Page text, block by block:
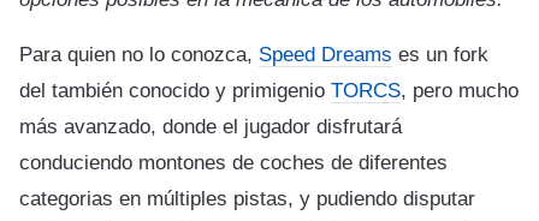
Para quien no lo conozca, Speed Dreams es un fork
del también conocido y primigenio TORCS, pero mucho
más avanzado, donde el jugador disfrutará
conduciendo montones de coches de diferentes
categorias en múltiples pistas, y pudiendo disputar